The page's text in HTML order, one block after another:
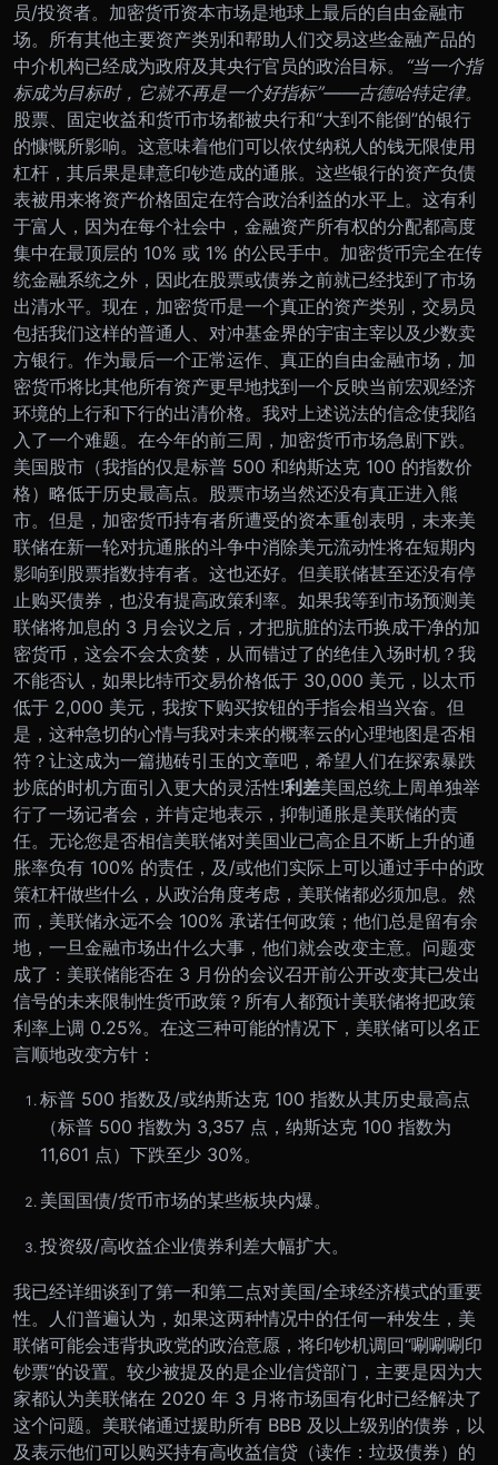
员/投资者。 加密货币资本市场是地球上最后的自由金融市
场。所有其他主要资产类别和帮助人们交易这些金融产品的
中介机构已经成为政府及其央行官员的政治目标。
“当一个指
标成为目标时，它就不再是一个好指标”——古德哈特定律。
股票、固定收益和货币市场都被央行和“大到不能倒”的银行
的慷慨所影响。这意味着他们可以依仗纳税人的钱无限使用
杠杆，其后果是肆意印钞造成的通胀。这些银行的资产负债
表被用来将资产价格固定在符合政治利益的水平上。这有利
于富人，因为在每个社会中，金融资产所有权的分配都高度
集中在最顶层的 10% 或 1% 的公民手中。 加密货币完全在传
统金融系统之外，因此在股票或债券之前就已经找到了市场
出清水平。现在，加密货币是一个真正的资产类别，交易员
包括我们这样的普通人、对冲基金界的宇宙主宰以及少数卖
方银行。 作为最后一个正常运作、真正的自由金融市场，加
密货币将比其他所有资产更早地找到一个反映当前宏观经济
环境的上行和下行的出清价格。 我对上述说法的信念使我陷
入了一个难题。 在今年的前三周，加密货币市场急剧下跌。
美国股市（我指的仅是标普 500 和纳斯达克 100 的指数价
格）略低于历史最高点。股票市场当然还没有真正进入熊
市。但是，加密货币持有者所遭受的资本重创表明，未来美
联储在新一轮对抗通胀的斗争中消除美元流动性将在短期内
影响到股票指数持有者。这也还好。但美联储甚至还没有停
止购买债券，也没有提高政策利率。如果我等到市场预测美
联储将加息的 3 月会议之后，才把肮脏的法币换成干净的加
密货币，这会不会太贪婪，从而错过了的绝佳入场时机？我
不能否认，如果比特币交易价格低于 30,000 美元，以太币
低于 2,000 美元，我按下购买按钮的手指会相当兴奋。但
是，这种急切的心情与我对未来的概率云的心理地图是否相
符？ 让这成为一篇抛砖引玉的文章吧，希望人们在探索暴跌
抄底的时机方面引入更大的灵活性!利差美国总统上周单独举
行了一场记者会，并肯定地表示，抑制通胀是美联储的责
任。无论您是否相信美联储对美国业已高企且不断上升的通
胀率负有 100% 的责任，及/或他们实际上可以通过手中的政
策杠杆做些什么，从政治角度考虑，美联储都必须加息。然
而，美联储永远不会 100% 承诺任何政策；他们总是留有余
地，一旦金融市场出什么大事，他们就会改变主意。 问题变
成了：美联储能否在 3 月份的会议召开前公开改变其已发出
信号的未来限制性货币政策？所有人都预计美联储将把政策
利率上调 0.25%。在这三种可能的情况下，美联储可以名正
言顺地改变方针：
标普 500 指数及/或纳斯达克 100 指数从其历史最高点
（标普 500 指数为 3,357 点，纳斯达克 100 指数为
11,601 点）下跌至少 30%。
美国国债/货币市场的某些板块内爆。
投资级/高收益企业债券利差大幅扩大。
我已经详细谈到了第一和第二点对美国/全球经济模式的重要
性。人们普遍认为，如果这两种情况中的任何一种发生，美
联储可能会违背执政党的政治意愿，将印钞机调回“唰唰唰印
钞票”的设置。较少被提及的是企业信贷部门，主要是因为大
家都认为美联储在 2020 年 3 月将市场国有化时已经解决了
这个问题。 美联储通过援助所有 BBB 及以上级别的债券，以
及表示他们可以购买持有高收益信贷（读作：垃圾债券）的